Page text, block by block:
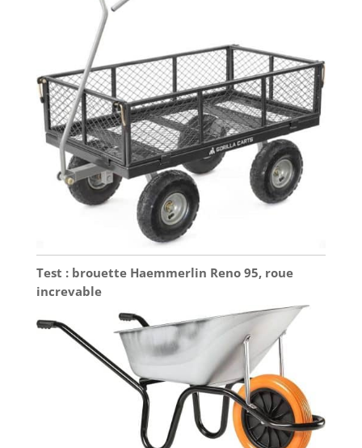
Test : brouette Haemmerlin Reno 95, roue
increvable